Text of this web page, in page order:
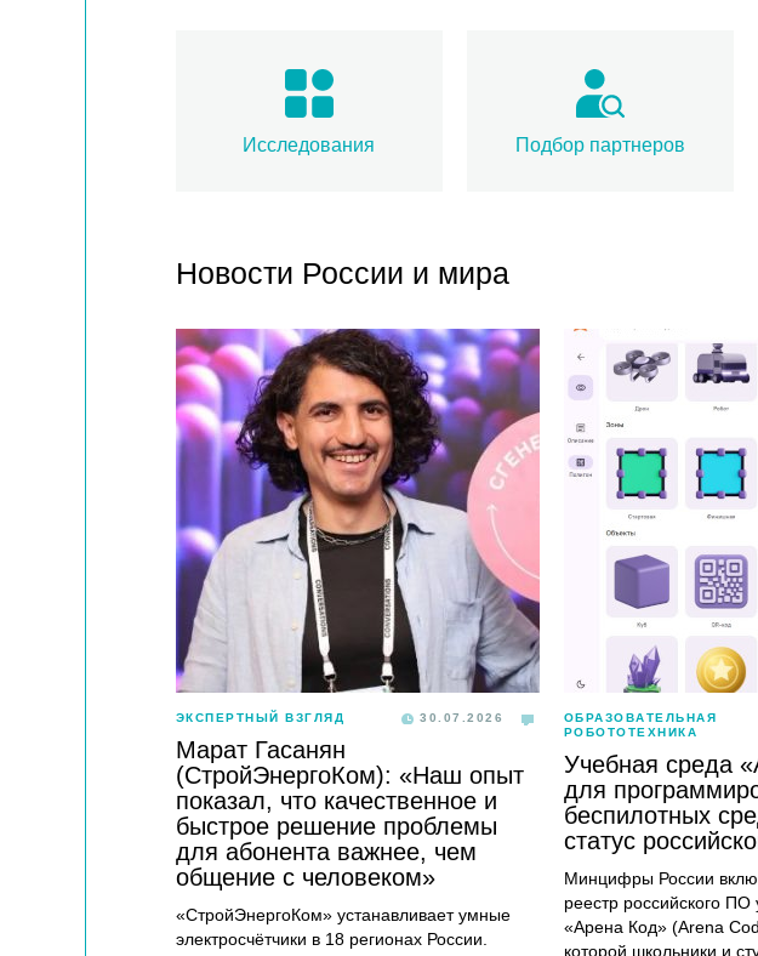
Исследования Подбор партнеров
Новости России и мира
ЭКСПЕРТНЫЙ ВЗГЛЯД 30.07.2026
Марат Гасанян
(СтройЭнергоКом): «Наш опыт
показал, что качественное и
быстрое решение проблемы
для абонента важнее, чем
общение с человеком»
«СтройЭнергоКом» устанавливает умные
электросчётчики в 18 регионах России.
ОБРАЗОВАТЕЛЬНАЯ
РОБОТОТЕХНИКА
Учебная среда
для
беспилотных
статус
Минцифры России
реестр российского
«Арена Код» (Arena
которой школьники и